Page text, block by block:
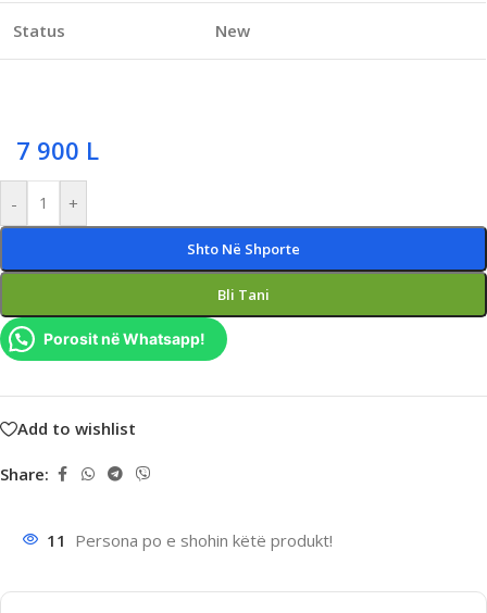
Status New
7 900 L
- +
Shto Në Shporte
Bli Tani
Porosit në Whatsapp!
Add to wishlist
Share:
11 Persona po e shohin këtë produkt!